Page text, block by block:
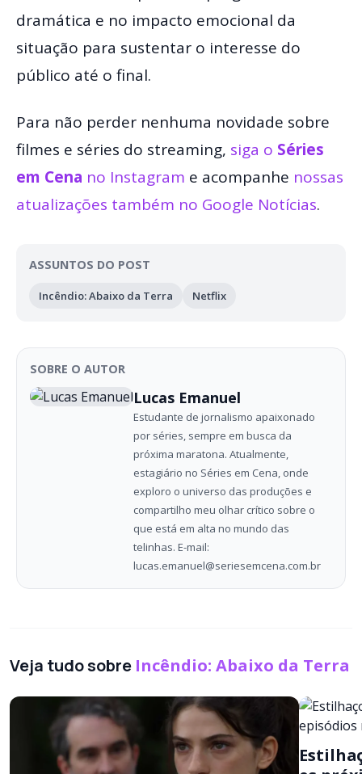
dramática e no impacto emocional da
situação para sustentar o interesse do
público até o final.
Para não perder nenhuma novidade sobre
filmes e séries do streaming, siga o Séries
em Cena no Instagram e acompanhe nossas
atualizações também no Google Notícias.
ASSUNTOS DO POST
Incêndio: Abaixo da Terra Netflix
SOBRE O AUTOR
Lucas Emanuel
Estudante de jornalismo apaixonado
por séries, sempre em busca da
próxima maratona. Atualmente,
estagiário no Séries em Cena, onde
exploro o universo das produções e
compartilho meu olhar crítico sobre o
que está em alta no mundo das
telinhas. E-mail:
lucas.emanuel@seriesemcena.com.br
Veja tudo sobre Incêndio: Abaixo da Terra